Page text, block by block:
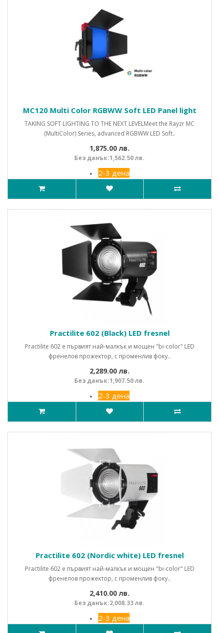
MC120 Multi Color RGBWW Soft LED Panel light
TAKING SOFT LIGHTING TO THE NEXT LEVELMeet the Rayzr MC
(MultiColor) Series, advanced RGBWW LED Soft..
1,875.00 лв.
Без данък:1,562.50 лв.
2-3 дена
Practilite 602 (Black) LED fresnel
Practilite 602 е първият най-малкък и мощен "bi-color" LED
френелов прожектор, с променлив фоку..
2,289.00 лв.
Без данък:1,907.50 лв.
2-3 дена
Practilite 602 (Nordic white) LED fresnel
Practilite 602 е първият най-малкък и мощен "bi-color" LED
френелов прожектор, с променлив фоку..
2,410.00 лв.
Без данък:2,008.33 лв.
2-3 дена